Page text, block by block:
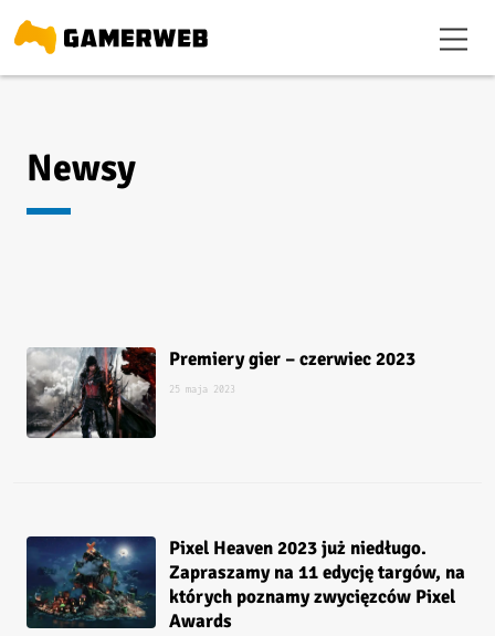
Newsy
Premiery gier – czerwiec 2023
25 maja 2023
Pixel Heaven 2023 już niedługo.
Zapraszamy na 11 edycję targów, na
których poznamy zwycięzców Pixel
Awards